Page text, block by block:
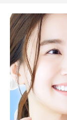
ち
ら
マ
イ
ナ
ビ
リ
ニ
医
療
関
方